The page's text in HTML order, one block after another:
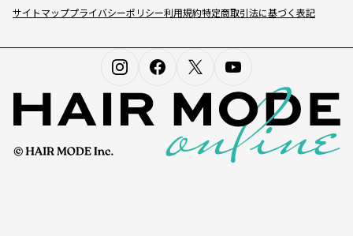
サイトマッププライバシーポリシー利用規約特定商取引法に基づく表記